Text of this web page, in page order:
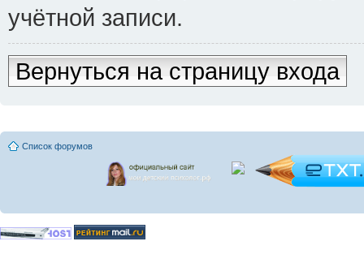
учётной записи.
Вернуться на страницу входа
Список форумов